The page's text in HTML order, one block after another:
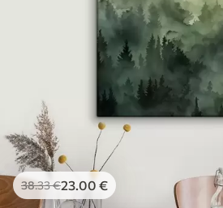
38.33€23 .00 €